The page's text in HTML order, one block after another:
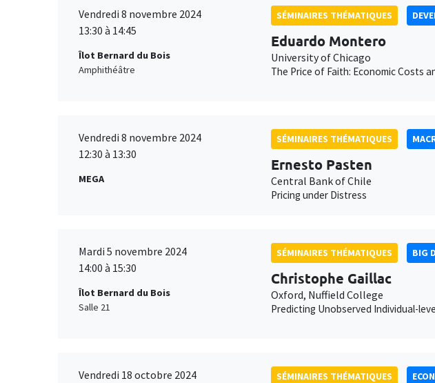
Vendredi 8 novembre 2024
13:30 à 14:45
Îlot Bernard du Bois
Amphithéâtre
SÉMINAIRES THÉMATIQUES
Eduardo Montero
University of Chicago
The Price of Faith: Economic Costs
Vendredi 8 novembre 2024
12:30 à 13:30
MEGA
SÉMINAIRES THÉMATIQUES
Ernesto Pasten
Central Bank of Chile
Pricing under Distress
Mardi 5 novembre 2024
14:00 à 15:30
Îlot Bernard du Bois
Salle 21
SÉMINAIRES THÉMATIQUES BIG
Christophe Gaillac
Oxford, Nuffield College
Predicting Unobserved Individual-
Vendredi 18 octobre 2024
SÉMINAIRES THÉMATIQUES